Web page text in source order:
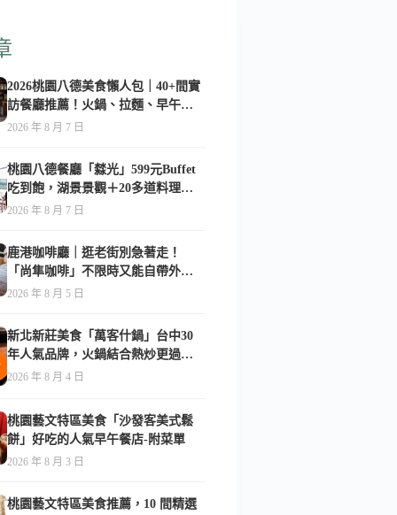
2026桃園八德美食懶人包｜40+間實
訪餐廳推薦！火鍋、拉麵、早午
餐、咖啡廳全收錄
2026 年 8 月 7 日
桃園八德餐廳「㵘光」599元Buffet
吃到飽，湖景景觀＋20多道料理一
次享用
2026 年 8 月 7 日
鹿港咖啡廳｜逛老街別急著走！
「尚隼咖啡」不限時又能自帶外
食，難怪在地人天天報到-附菜單
2026 年 8 月 5 日
新北新莊美食「萬客什鍋」台中30
年人氣品牌，火鍋結合熱炒更過
癮！-附菜單
2026 年 8 月 4 日
桃園藝文特區美食「沙發客美式鬆
餅」好吃的人氣早午餐店-附菜單
2026 年 8 月 3 日
桃園藝文特區美食推薦，10 間精選